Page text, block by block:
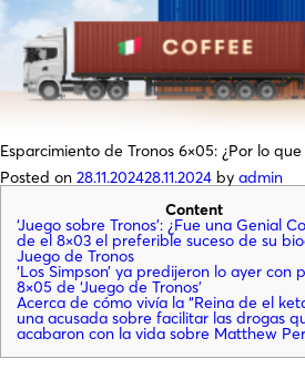
Esparcimiento de Tronos 6×05: ¿Por lo
Posted on 28.11.202428.11.2024 by admin
Content
‘Juego sobre Tronos’: ¿Fue una Genial
de el 8×03 el preferible suceso de su
Juego de Tronos
‘Los Simpson’ ya predijeron lo ayer con
8×05 de ‘Juego de Tronos’
Acerca de cómo vivía la “Reina de el
una acusada sobre facilitar las drogas
acabaron con la vida sobre Matthew